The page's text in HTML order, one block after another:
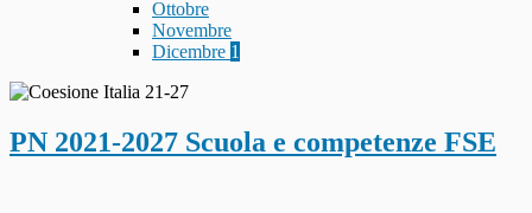
Ottobre
Novembre
Dicembre 1
PN 2021-2027 Scuola e competenze FSE